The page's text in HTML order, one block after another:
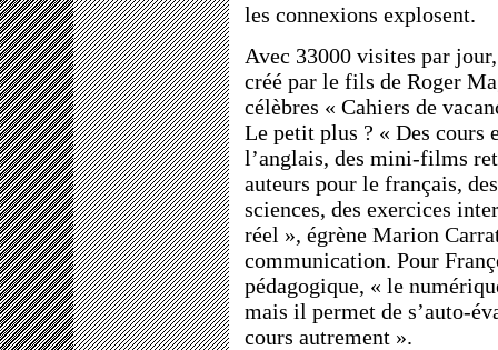
les connexions explosent.
Avec 33000 visites par
créé par le fils de Roger
célèbres « Cahiers de
Le petit plus ? « Des cours
l’anglais, des mini-films
auteurs pour le français,
sciences, des exercices
réel », égrène Marion
communication. Pour
pédagogique, « le
mais il permet de s’auto-
cours autrement ».